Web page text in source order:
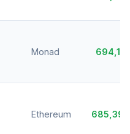
Monad
Ethereum